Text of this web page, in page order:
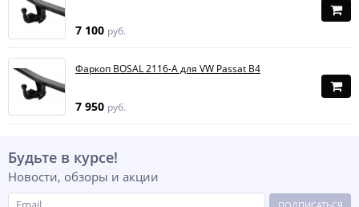
7 100 руб.
Фаркоп BOSAL 2116-A для VW Passat B4
7 950 руб.
Будьте в курсе!
Новости, обзоры и акции
ПОДПИСАТЬСЯ